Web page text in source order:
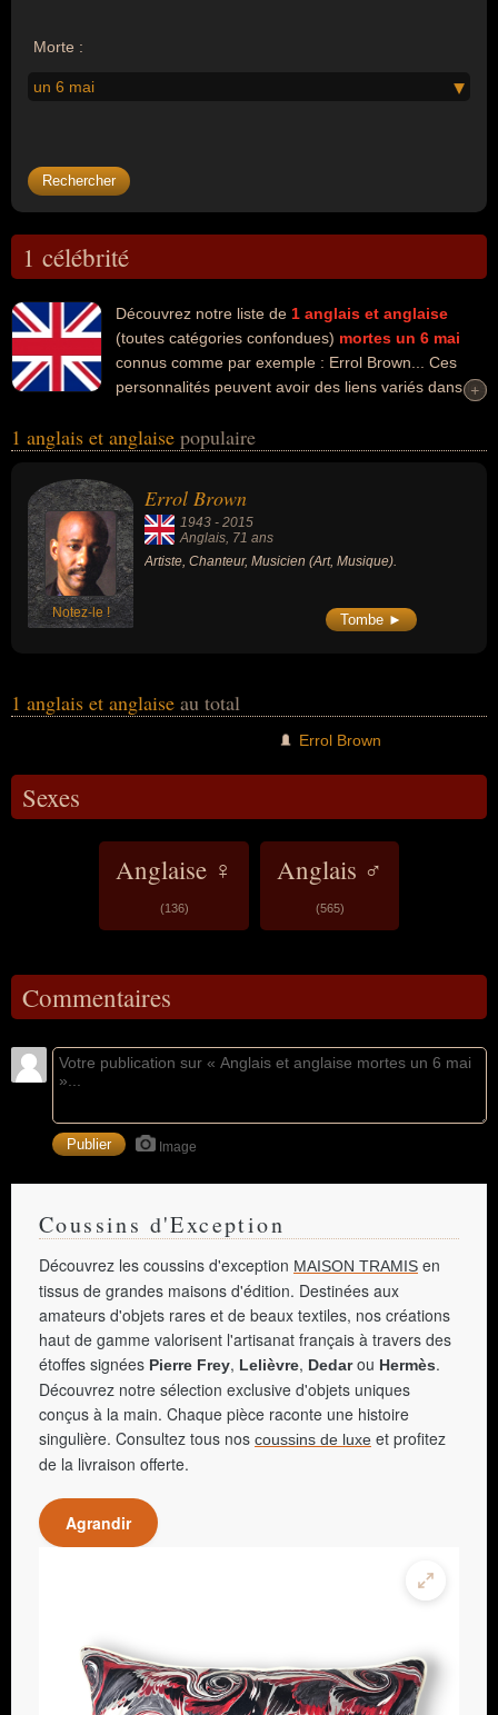
Morte :
un 6 mai
1 célébrité
Découvrez notre liste de 1 anglais et anglaise
(toutes catégories confondues) mortes un 6 mai
connus comme par exemple : Errol Brown... Ces
personnalités peuvent avoir des liens variés dans les
également avoir été artiste, chanteur ou musicien.
+
+
1 anglais et anglaise populaire
Notez-le !
Errol Brown
1943 - 2015
Anglais, 71 ans
Artiste, Chanteur, Musicien (Art, Musique).
Tombe ►
1 anglais et anglaise au total
Errol Brown
Sexes
Anglaise ♀
(136)
Anglais ♂
(565)
Commentaires
Image
Coussins d'Exception
Découvrez les coussins d'exception MAISON TRAMIS en
tissus de grandes maisons d'édition. Destinées aux
amateurs d'objets rares et de beaux textiles, nos créations
haut de gamme valorisent l'artisanat français à travers des
étoffes signées Pierre Frey, Lelièvre, Dedarou Hermès.
Découvrez notre sélection exclusive d'objets uniques
conçus à la main. Chaque pièce raconte une histoire
singulière. Consultez tous nos coussins de luxe et profitez
de la livraison offerte.
Agrandir